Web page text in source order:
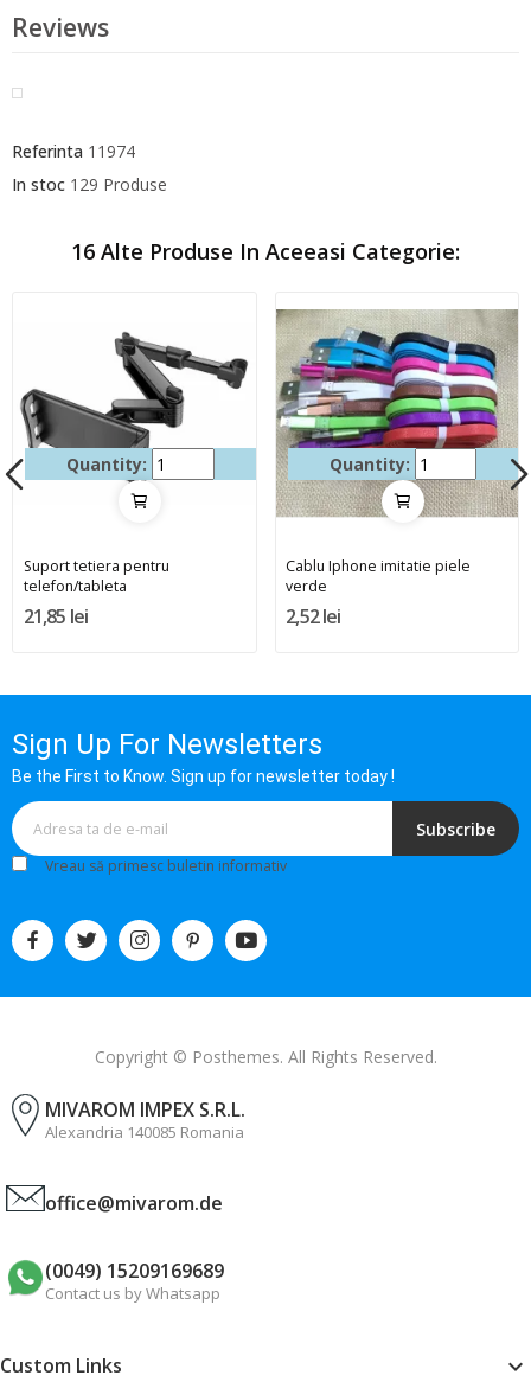
Reviews
Referinta 11974
In stoc 129 Produse
16 Alte Produse In Aceeasi Categorie:
Quantity:
Suport tetiera pentru
telefon/tableta
21,85 lei
Quantity:
Cablu Iphone imitatie piele
verde
2,52 lei
Sign Up For Newsletters
Be the First to Know. Sign up for newsletter today !
Subscribe
Vreau să primesc buletin informativ
Copyright © Posthemes. All Rights Reserved.
MIVAROM IMPEX S.R.L.
Alexandria 140085 Romania
office@mivarom.de
(0049) 15209169689
Contact us by Whatsapp
Custom Links 